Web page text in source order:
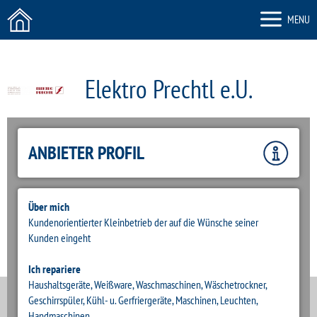
MENU
Elektro Prechtl e.U.
ZURÜCK
ANBIETER PROFIL
Über mich
Kundenorientierter Kleinbetrieb der auf die Wünsche seiner
Kunden eingeht
Ich repariere
Haushaltsgeräte, Weißware, Waschmaschinen, Wäschetrockner,
Geschirrspüler, Kühl- u. Gerfriergeräte, Maschinen, Leuchten,